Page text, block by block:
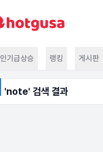
인기급상승 랭킹 게시판
'note' 검색 결과